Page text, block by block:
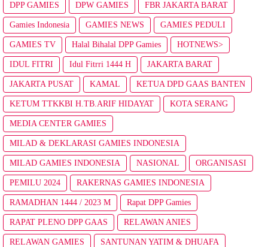
DPP GAMIES DPW GAMIES FBR JAKARTA BARAT
Gamies Indonesia GAMIES NEWS GAMIES PEDULI
GAMIES TV Halal Bihalal DPP Gamies HOTNEWS>
IDUL FITRI Idul Fitrri 1444 H JAKARTA BARAT
JAKARTA PUSAT KAMAL KETUA DPD GAAS BANTEN
KETUM TTKKBI H.TB.ARIF HIDAYAT KOTA SERANG
MEDIA CENTER GAMIES
MILAD & DEKLARASI GAMIES INDONESIA
MILAD GAMIES INDONESIA NASIONAL ORGANISASI
PEMILU 2024 RAKERNAS GAMIES INDONESIA
RAMADHAN 1444 / 2023 M Rapat DPP Gamies
RAPAT PLENO DPP GAAS RELAWAN ANIES
RELAWAN GAMIES SANTUNAN YATIM & DHUAFA